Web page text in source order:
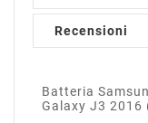
Recensioni
Batteria
Galaxy J3 2016